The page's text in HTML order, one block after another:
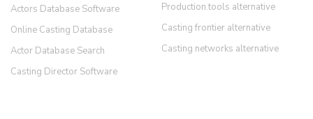
Actors Database Software
Online Casting Database
Actor Database Search
Casting Director Software
Production.tools alternative
Casting frontier alternative
Casting networks alternative